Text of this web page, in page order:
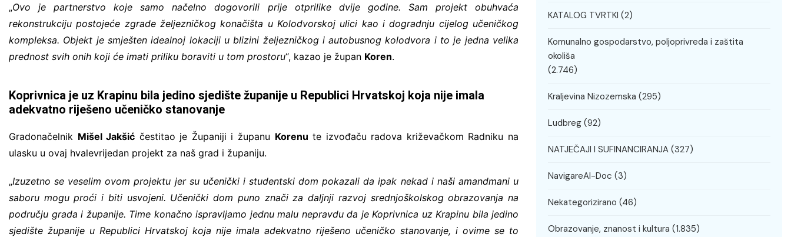
„Ovo je partnerstvo koje samo načelno dogovorili prije otprilike dvije godine. Sam projekt obuhvaća
rekonstrukciju postojeće zgrade željezničkog konačišta u Kolodvorskoj ulici kao i dogradnju cijelog učeničkog
kompleksa. Objekt je smješten idealnoj lokaciji u blizini željezničkog i autobusnog kolodvora i to je jedna velika
prednost svih onih koji će imati priliku boraviti u tom prostoru“, kazao je župan Koren.
Koprivnica je uz Krapinu bila jedino sjedište županije u Republici Hrvatskoj koja nije imala
adekvatno riješeno učeničko stanovanje
Gradonačelnik Mišel Jakšić čestitao je Županiji i županu Korenu te izvođaču radova križevačkom Radniku na
ulasku u ovaj hvalevrijedan projekt za naš grad i županiju.
„Izuzetno se veselim ovom projektu jer su učenički i studentski dom pokazali da ipak nekad i naši amandmani u
saboru mogu proći i biti usvojeni. Učenički dom puno znači za daljnji razvoj srednjoškolskog obrazovanja na
području grada i županije. Time konačno ispravljamo jednu malu nepravdu da je Koprivnica uz Krapinu bila jedino
sjedište županije u Republici Hrvatskoj koja nije imala adekvatno riješeno učeničko stanovanje, i ovime se to
KATALOG TVRTKI (2)
Komunalno gospodarstvo, poljoprivreda i zaštita
okoliša
(2.746)
Kraljevina Nizozemska (295)
Ludbreg (92)
NATJEČAJI I SUFINANCIRANJA (327)
NavigareAI-Doc (3)
Nekategorizirano (46)
Obrazovanje, znanost i kultura (1.835)